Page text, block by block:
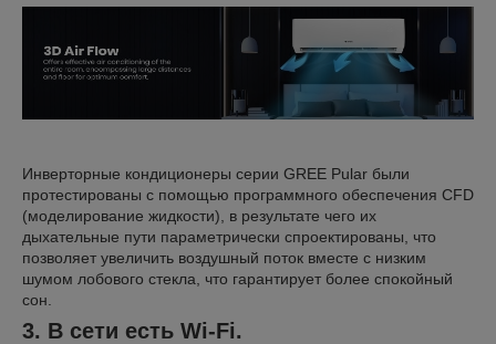
Инверторные кондиционеры серии GREE Pular были
протестированы с помощью программного обеспечения CFD
(моделирование жидкости), в результате чего их
дыхательные пути параметрически спроектированы, что
позволяет увеличить воздушный поток вместе с низким
шумом лобового стекла, что гарантирует более спокойный
сон.
3. В сети есть Wi-Fi.